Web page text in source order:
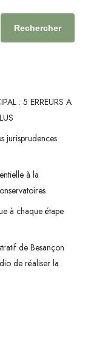
Rechercher
: 5 ERREURS A
jurisprudences
à la
à chaque étape
de Besançon
de réaliser la